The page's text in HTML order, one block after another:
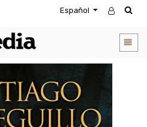
Español